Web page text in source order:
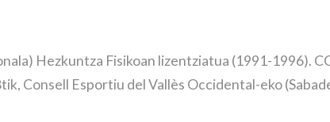
Hezkuntza Fisikoan lizentziatua (1991-1996).
Consell Esportiu del Vallès Occidental-eko